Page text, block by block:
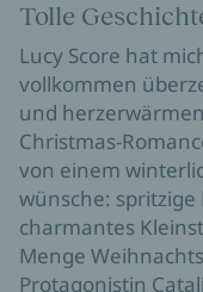
Tolle
Lucy Score hat
vollkommen
und
Christmas-
von einem
wünsche: spritzige
charmantes
Menge
Protagonistin